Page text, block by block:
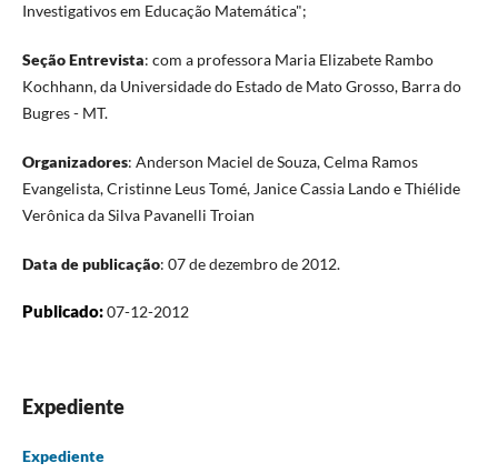
Investigativos em Educação Matemática";
Seção Entrevista: com a professora Maria Elizabete Rambo
Kochhann, da Universidade do Estado de Mato Grosso, Barra do
Bugres - MT.
Organizadores: Anderson Maciel de Souza, Celma Ramos
Evangelista, Cristinne Leus Tomé, Janice Cassia Lando e Thiélide
Verônica da Silva Pavanelli Troian
Data de publicação: 07 de dezembro de 2012.
Publicado:07-12-2012
Expediente
Expediente